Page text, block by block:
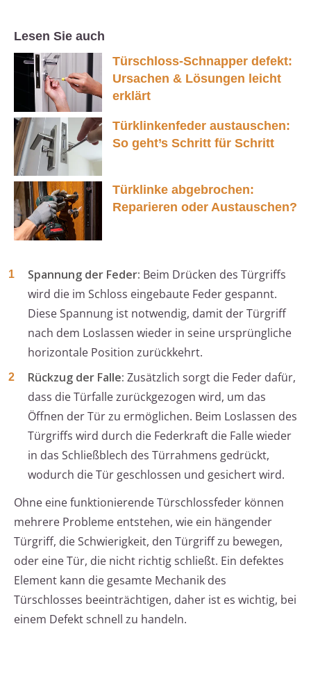
Lesen Sie auch
Türschloss-Schnapper defekt:
Ursachen & Lösungen leicht
erklärt
Türklinkenfeder austauschen:
So geht’s Schritt für Schritt
Türklinke abgebrochen:
Reparieren oder Austauschen?
Spannung der Feder: Beim Drücken des Türgriffs
wird die im Schloss eingebaute Feder gespannt.
Diese Spannung ist notwendig, damit der Türgriff
nach dem Loslassen wieder in seine ursprüngliche
horizontale Position zurückkehrt.
Rückzug der Falle: Zusätzlich sorgt die Feder dafür,
dass die Türfalle zurückgezogen wird, um das
Öffnen der Tür zu ermöglichen. Beim Loslassen des
Türgriffs wird durch die Federkraft die Falle wieder
in das Schließblech des Türrahmens gedrückt,
wodurch die Tür geschlossen und gesichert wird.
Ohne eine funktionierende Türschlossfeder können
mehrere Probleme entstehen, wie ein hängender
Türgriff, die Schwierigkeit, den Türgriff zu bewegen,
oder eine Tür, die nicht richtig schließt. Ein defektes
Element kann die gesamte Mechanik des
Türschlosses beeinträchtigen, daher ist es wichtig, bei
einem Defekt schnell zu handeln.